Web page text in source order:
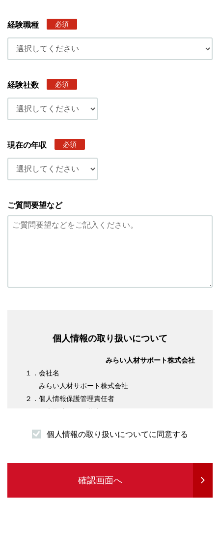
経験職種 必須
経験社数 必須
現在の年収 必須
ご質問要望など
個人情報の取り扱いについて
みらい人材サポート株式会社
１．会社名
みらい人材サポート株式会社
２．個人情報保護管理責任者
（１）求職者様情報
・企業紹介先のご案内を行うため
・サービスの提供に必要な書類などの発送
個人情報の取り扱いについてに同意する
確認画面へ